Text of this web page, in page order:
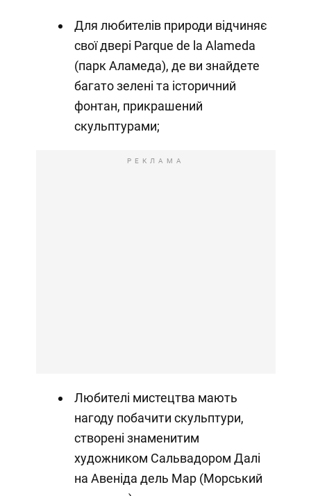
Для любителів природи відчиняє
свої двері Parque de la Alameda
(парк Аламеда), де ви знайдете
багато зелені та історичний
фонтан, прикрашений
скульптурами;
РЕКЛАМА
Любителі мистецтва мають
нагоду побачити скульптури,
створені знаменитим
художником Сальвадором Далі
на Авеніда дель Мар (Морський